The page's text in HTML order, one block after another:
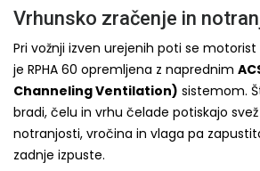
Vrhunsko zračenje in
Pri vožnji izven urejenih poti se
je RPHA 60 opremljena z naprednim
Channeling Ventilation) sistemom.
bradi, čelu in vrhu čelade potiskajo
notranjosti, vročina in vlaga pa
zadnje izpuste.